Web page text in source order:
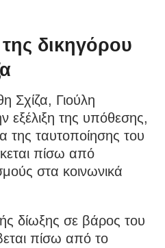
δικηγόρου
Σχίζα, Γιούλη
εξέλιξη της υπόθεσης,
της ταυτοποίησης του
πίσω από
στα κοινωνικά
δίωξης σε βάρος του
πίσω από το